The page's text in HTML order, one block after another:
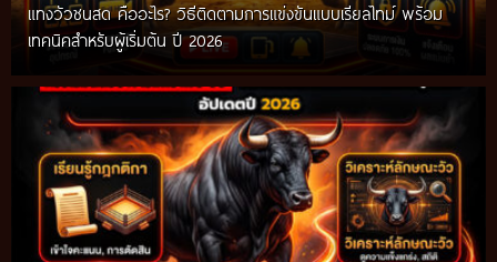
แทงวัวชนสด คืออะไร? วิธีติดตามการแข่งขันแบบเรียลไทม์ พร้อม
เทคนิคสำหรับผู้เริ่มต้น ปี 2026